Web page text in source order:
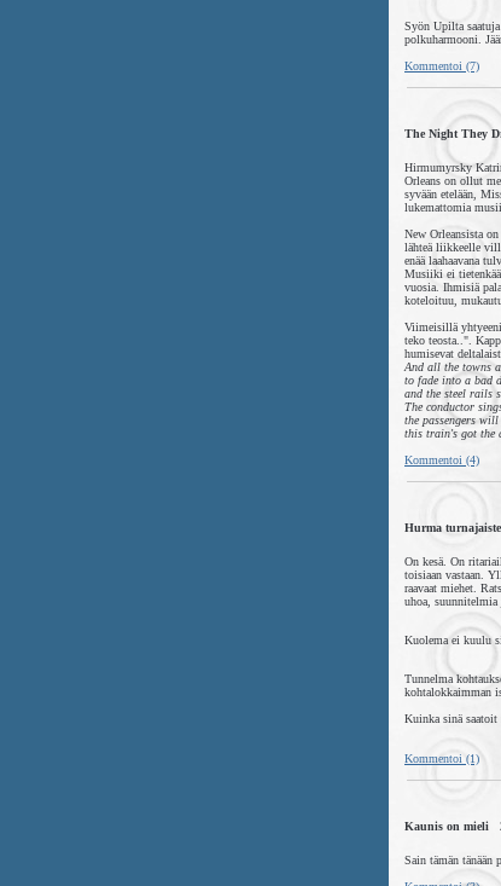
Syön Upilta
polkuharmooni.
Kommentoi (7)
The Night They
Hirmumyrsky
Orleans on ollut
syvään etelään,
lukemattomia
New Orleansista
lähteä liikkeelle
enää laahaavana
Musiiki ei
vuosia. Ihmisiä
koteloituu,
Viimeisillä yhtyeeni
teko teosta..".
humisevat
And all the towns
to fade into a bad
and the steel rails
The conductor
the passengers
this train's got the
Kommentoi (4)
Hurma
On kesä. On
toisiaan vastaan.
raavaat miehet.
uhoa, suunnitelmia
Kuolema ei kuulu
Tunnelma
kohtalokkaimman
Kuinka sinä saatoit
Kommentoi (1)
Kaunis on mieli
Sain tämän tänään